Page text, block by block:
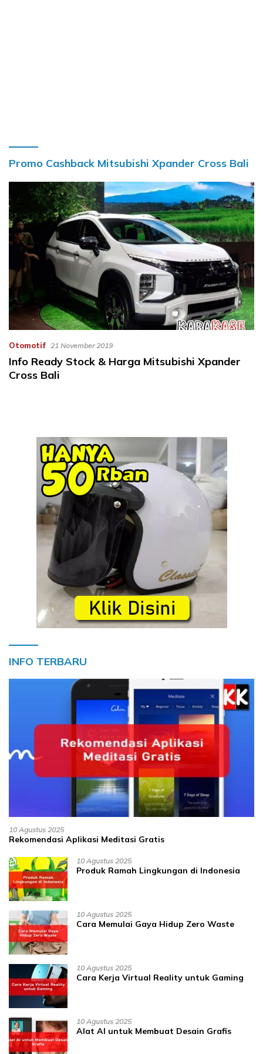
Promo Cashback Mitsubishi Xpander Cross Bali
Otomotif 21 November 2019
Info Ready Stock & Harga Mitsubishi Xpander
Cross Bali
INFO TERBARU
10 Agustus 2025
Rekomendasi Aplikasi Meditasi Gratis
10 Agustus 2025
Produk Ramah Lingkungan di Indonesia
10 Agustus 2025
Cara Memulai Gaya Hidup Zero Waste
10 Agustus 2025
Cara Kerja Virtual Reality untuk Gaming
10 Agustus 2025
Alat AI untuk Membuat Desain Grafis